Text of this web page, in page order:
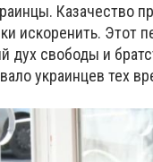
Казачество
искоренить.
дух свободы и
украинцев тех